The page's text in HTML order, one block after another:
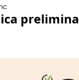
preliminar